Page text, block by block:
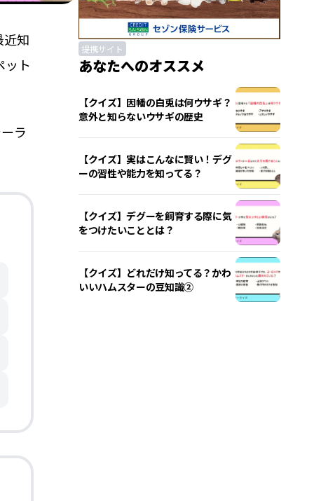
近知
ット
ラ
提携サイト
あなたへのオススメ
【クイズ】因幡の白兎は何ウサギ？
意外と知らないウサギの歴史
【クイズ】実はこんなに賢い！デグ
ーの習性や能力を知ってる？
【クイズ】デグーを飼育する際に気
をつけたいこととは？
【クイズ】どれだけ知ってる？かわ
いいハムスターの豆知識②